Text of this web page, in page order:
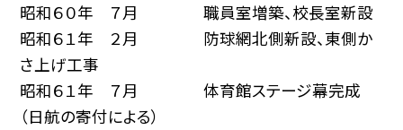
昭和６０年 ７月 職員室増築、校長室新設
昭和６１年 ２月 防球網北側新設、東側か
さ上げ工事
昭和６１年 ７月 体育館ステージ幕完成
（日航の寄付による）